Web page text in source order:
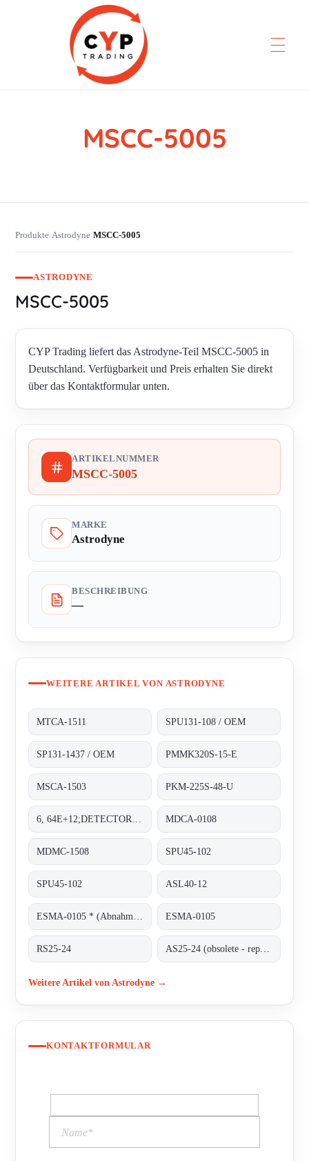
CYP Trading
MSCC-5005
Produkte›Astrodyne›MSCC-5005
ASTRODYNE
MSCC-5005
CYP Trading liefert das Astrodyne-Teil MSCC-5005 in
Deutschland. Verfügbarkeit und Preis erhalten Sie direkt
über das Kontaktformular unten.
ARTIKELNUMMER
MSCC-5005
MARKE
Astrodyne
BESCHREIBUNG
—
WEITERE ARTIKEL VON ASTRODYNE
MTCA-1511 SPU131-108 / OEM
SP131-1437 / OEM PMMK320S-15-E
MSCA-1503 PKM-225S-48-U
MDCA-0108
MDMC-1508 SPU45-102
SPU45-102 ASL40-12
ESMA-0105
RS25-24
Weitere Artikel von Astrodyne →
KONTAKTFORMULAR